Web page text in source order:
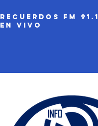
recuerdos fm 91.1
EN VIVO